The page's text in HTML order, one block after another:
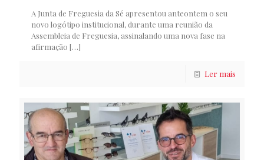
A Junta de Freguesia da Sé apresentou anteontem o seu
novo logótipo institucional, durante uma reunião da
Assembleia de Freguesia, assinalando uma nova fase na
afirmação […]
Ler mais